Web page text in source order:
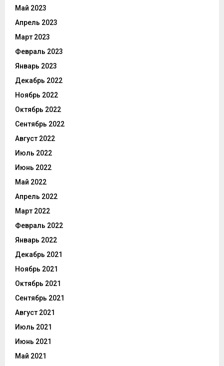
Май 2023
Апрель 2023
Март 2023
Февраль 2023
Январь 2023
Декабрь 2022
Ноябрь 2022
Октябрь 2022
Сентябрь 2022
Август 2022
Июль 2022
Июнь 2022
Май 2022
Апрель 2022
Март 2022
Февраль 2022
Январь 2022
Декабрь 2021
Ноябрь 2021
Октябрь 2021
Сентябрь 2021
Август 2021
Июль 2021
Июнь 2021
Май 2021